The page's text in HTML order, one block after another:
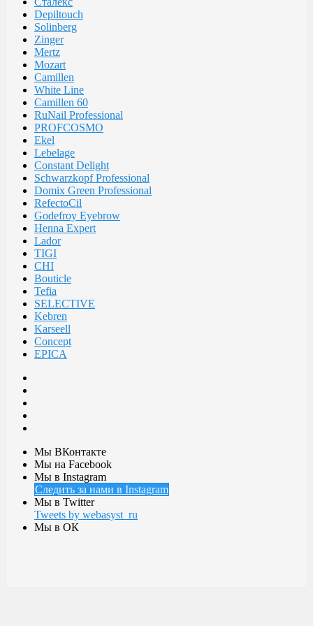
Depiltouch
Solinberg
Zinger
Mertz
Mozart
Camillen
White Line
Camillen 60
RuNail Professional
PROFCOSMO
Ekel
Lebelage
Constant Delight
Schwarzkopf Professional
Domix Green Professional
RefectoCil
Godefroy Eyebrow
Henna Expert
Lador
TIGI
CHI
Bouticle
Tefia
SELECTIVE
Kebren
Karseell
Concept
EPICA
Мы ВКонтакте
Мы на Facebook
Мы в Instagram
Следить за нами в Instagram
Мы в Twitter
Tweets by webasyst_ru
Мы в ОК